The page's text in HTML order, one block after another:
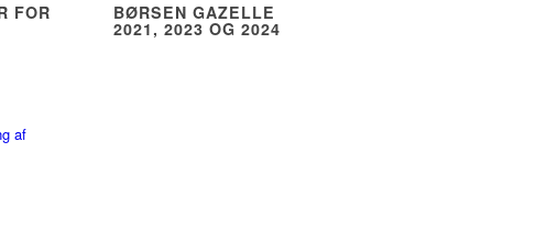
FOR
af
BØRSEN GAZELLE
2021, 2023 OG 2024